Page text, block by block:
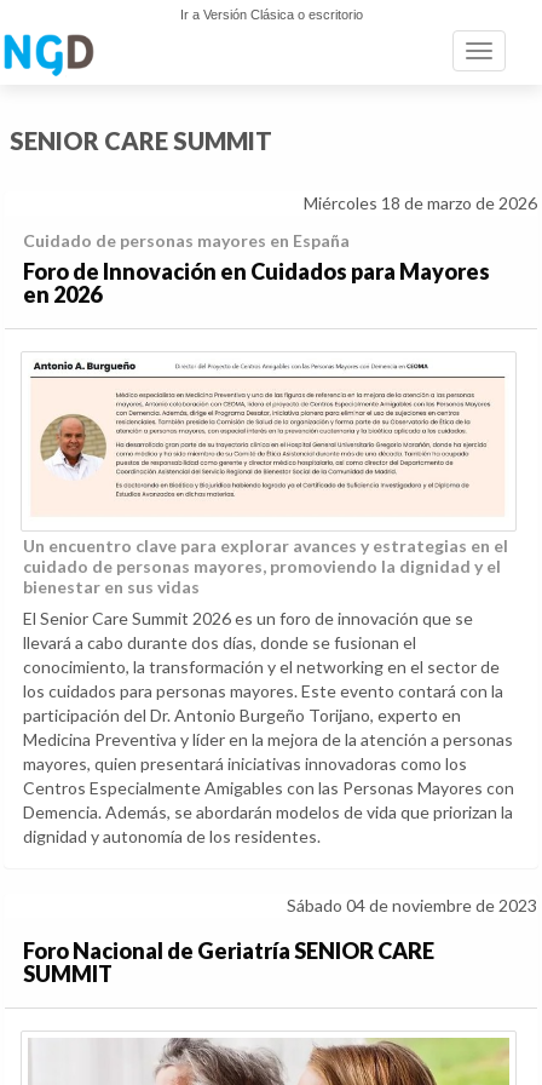
Ir a Versión Clásica o escritorio
Toggle
SENIOR CARE SUMMIT
Miércoles 18 de marzo de 2026
Cuidado de personas mayores en España
Foro de Innovación en Cuidados para Mayores
en 2026
Un encuentro clave para explorar avances y estrategias en el
cuidado de personas mayores, promoviendo la dignidad y el
bienestar en sus vidas
El Senior Care Summit 2026 es un foro de innovación que se
llevará a cabo durante dos días, donde se fusionan el
conocimiento, la transformación y el networking en el sector de
los cuidados para personas mayores. Este evento contará con la
participación del Dr. Antonio Burgeño Torijano, experto en
Medicina Preventiva y líder en la mejora de la atención a personas
mayores, quien presentará iniciativas innovadoras como los
Centros Especialmente Amigables con las Personas Mayores con
Demencia. Además, se abordarán modelos de vida que priorizan la
dignidad y autonomía de los residentes.
Sábado 04 de noviembre de 2023
Foro Nacional de Geriatría SENIOR CARE
SUMMIT